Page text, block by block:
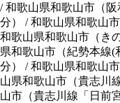
/ 和歌山県和歌山市（
分） / 和歌山県和歌山
和歌山県和歌山市（き
県和歌山市（紀勢本線(
分） / 和歌山県和歌山
山県和歌山市（貴志川
山市（貴志川線「日前